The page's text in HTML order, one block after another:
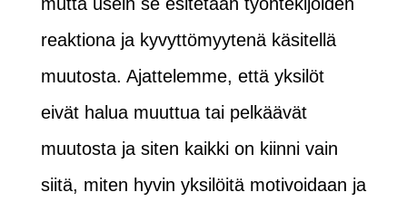
reaktiona ja kyvyttömyytenä käsitellä
muutosta. Ajattelemme, että yksilöt
eivät halua muuttua tai pelkäävät
muutosta ja siten kaikki on kiinni vain
siitä, miten hyvin yksilöitä motivoidaan ja